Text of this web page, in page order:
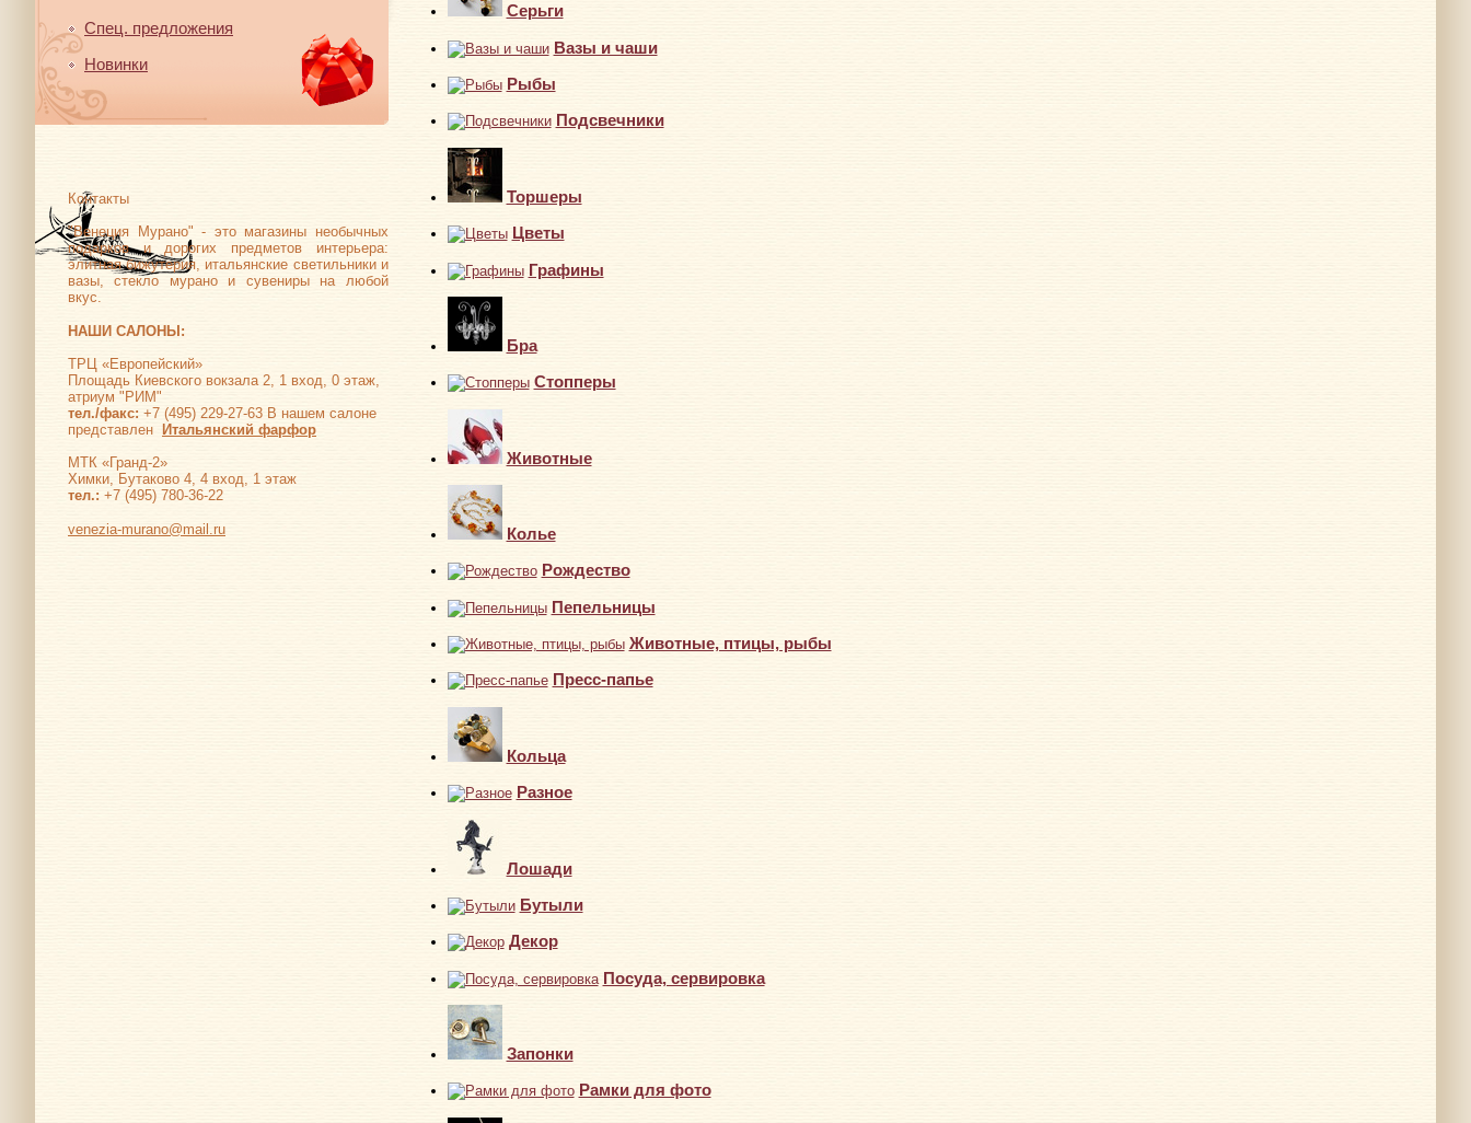
Спец. предложения
Новинки
Контакты
"Венеция Мурано" - это магазины необычных
подарков и дорогих предметов интерьера:
элитная бижутерия, итальянские светильники и
вазы, стекло мурано и сувениры на любой
вкус.
НАШИ САЛОНЫ:
ТРЦ «Европейский»
Площадь Киевского вокзала 2, 1 вход, 0 этаж,
атриум "РИМ"
тел./факс: +7 (495) 229-27-63 В нашем салоне
представлен
Итальянский фарфор
МТК «Гранд-2»
Химки, Бутаково 4, 4 вход, 1 этаж
тел.: +7 (495) 780-36-22
venezia-murano@mail.ru
Серьги
Вазы и чаши
Рыбы
Подсвечники
Торшеры
Цветы
Графины
Бра
Стопперы
Животные
Колье
Рождество
Пепельницы
Животные, птицы, рыбы
Пресс-папье
Кольца
Разное
Лошади
Бутыли
Декор
Посуда, сервировка
Запонки
Рамки для фото